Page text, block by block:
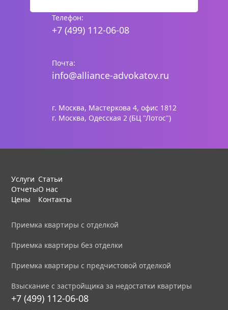
Телефон:
+7 (499) 112-06-08
Почта:
info@alliance-advokatov.ru
г. Москва, Мастеркова 4, офис 1812
г. Москва, Одесская 2 (БЦ "Лотос")
Услуги
Отчеты
Цены
Статьи
О нас
Контакты
Приемка квартиры с отделкой
Приемка квартиры без отделки
Приемка квартиры с предчистовой отделкой
Взыскание с застройщика за недостатки квартиры
+7 (499) 112-06-08